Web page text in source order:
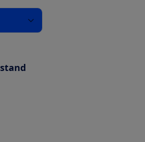
Flex 8.60 RH9638WO toevoegen